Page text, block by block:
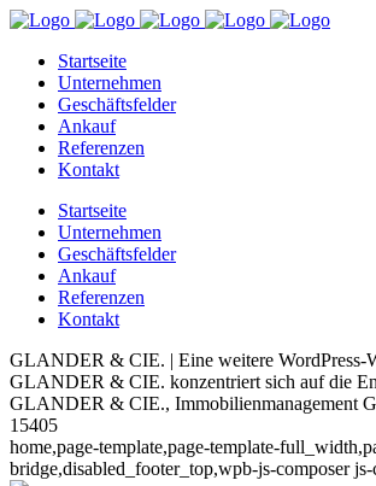
Startseite
Unternehmen
Geschäftsfelder
Ankauf
Referenzen
Kontakt
Startseite
Unternehmen
Geschäftsfelder
Ankauf
Referenzen
Kontakt
GLANDER & CIE. | Eine weitere WordPress-
GLANDER & CIE. konzentriert sich auf die
GLANDER & CIE., Immobilienmanagement
15405
home,page-template,page-template-
bridge,disabled_footer_top,wpb-js-composer